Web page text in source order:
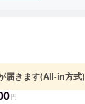
届きます(All-in方式)
円